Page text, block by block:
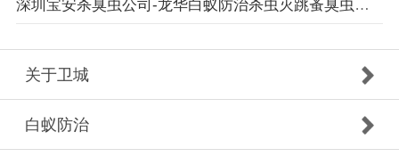
深圳宝安杀臭虫公司-龙华白蚁防治杀虫灭跳蚤臭虫除四害彻底治根
关于卫城
白蚁防治